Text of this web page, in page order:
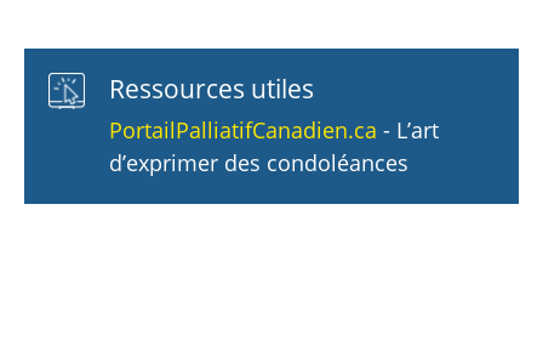
Ressources utiles
PortailPalliatifCanadien.ca - L’art
d’exprimer des condoléances